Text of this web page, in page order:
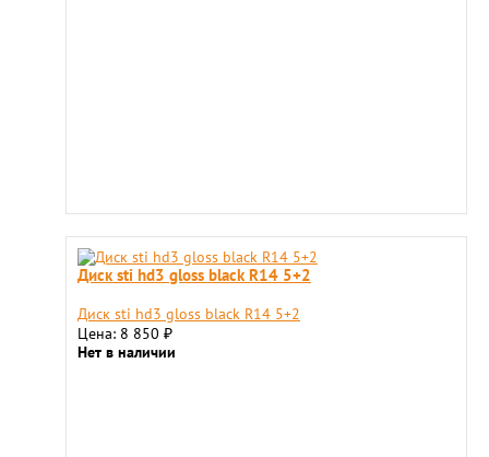
Диск sti hd3 gloss black R14 5+2
Диск sti hd3 gloss black R14 5+2
Цена: 8 850 ₽
Нет в наличии